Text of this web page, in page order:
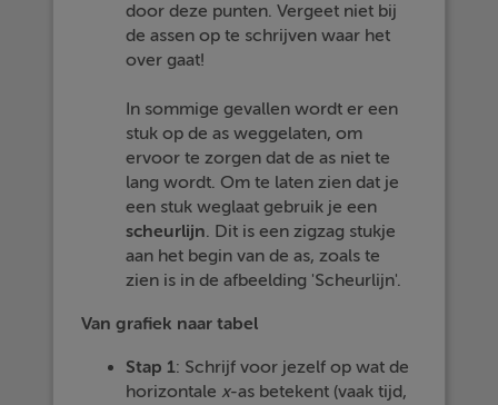
door deze punten. Vergeet niet bij
de assen op te schrijven waar het
over gaat!
In sommige gevallen wordt er een
stuk op de as weggelaten, om
ervoor te zorgen dat de as niet te
lang wordt. Om te laten zien dat je
een stuk weglaat gebruik je een
scheurlijn. Dit is een zigzag stukje
aan het begin van de as, zoals te
zien is in de afbeelding 'Scheurlijn'.
Van grafiek naar tabel
Stap 1: Schrijf voor jezelf op wat de
horizontale x-as betekent (vaak tijd,